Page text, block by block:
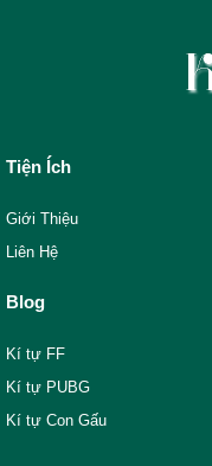
Tiện Ích
Giới Thiệu
Liên Hệ
Blog
Kí tự FF
Kí tự PUBG
Kí tự Con Gấu